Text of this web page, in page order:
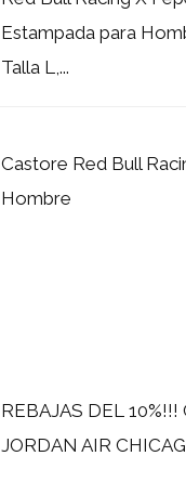
Estampada para
Talla L,...
Castore Red Bull
Hombre
REBAJAS DEL
JORDAN AIR